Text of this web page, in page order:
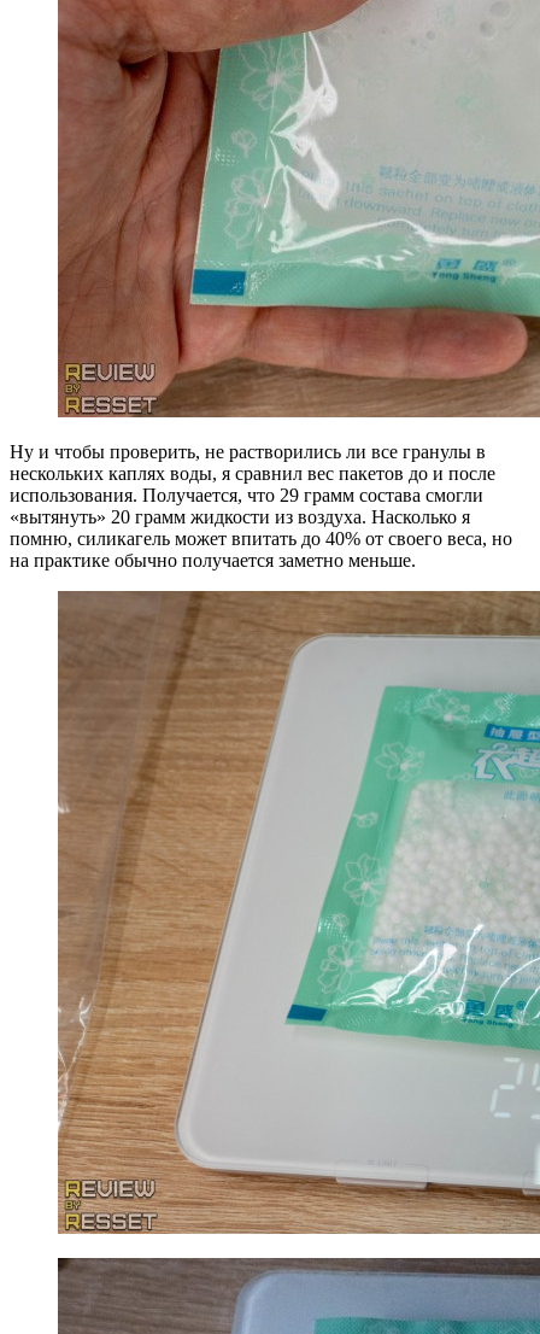
Ну и чтобы проверить, не растворились ли все гранулы в
нескольких каплях воды, я сравнил вес пакетов до и после
использования. Получается, что 29 грамм состава смогли
«вытянуть» 20 грамм жидкости из воздуха. Насколько я
помню, силикагель может впитать до 40% от своего веса, но
на практике обычно получается заметно меньше.